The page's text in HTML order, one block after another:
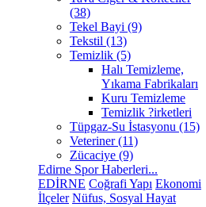
(38)
Tekel Bayi (9)
Tekstil (13)
Temizlik (5)
Halı Temizleme,
Yıkama Fabrikaları
Kuru Temizleme
Temizlik ?irketleri
Tüpgaz-Su İstasyonu (15)
Veteriner (11)
Zücaciye (9)
Edirne Spor Haberleri...
EDİRNE Coğrafi Yapı Ekonomi
İlçeler Nüfus, Sosyal Hayat